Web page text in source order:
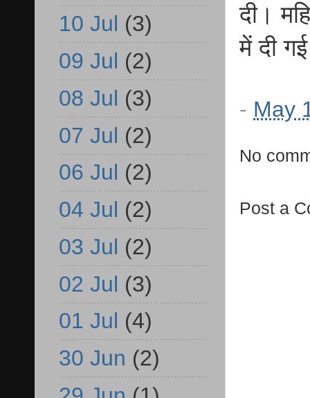
दी।
में दी
- May
No
Post a
10 Jul (3)
09 Jul (2)
08 Jul (3)
07 Jul (2)
06 Jul (2)
04 Jul (2)
03 Jul (2)
02 Jul (3)
01 Jul (4)
30 Jun (2)